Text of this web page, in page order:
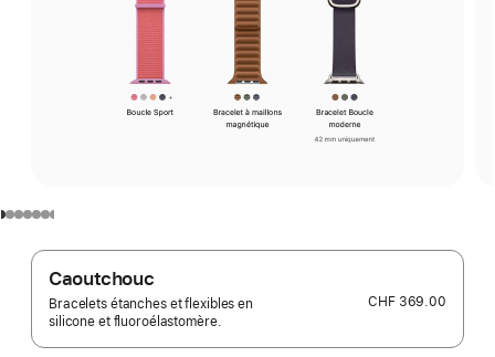
Caoutchouc
Bracelets étanches et flexibles en
silicone et fluoroélastomère.
CHF 369.00